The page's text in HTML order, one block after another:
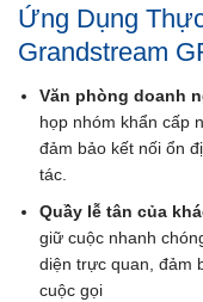
Ứng Dụng
Grandstream
Văn phòng doanh
họp nhóm khẩn cấp
đảm bảo kết nối ổn
tác.
Quầy lễ tân của
giữ cuộc nhanh
diện trực quan, đảm
cuộc gọi